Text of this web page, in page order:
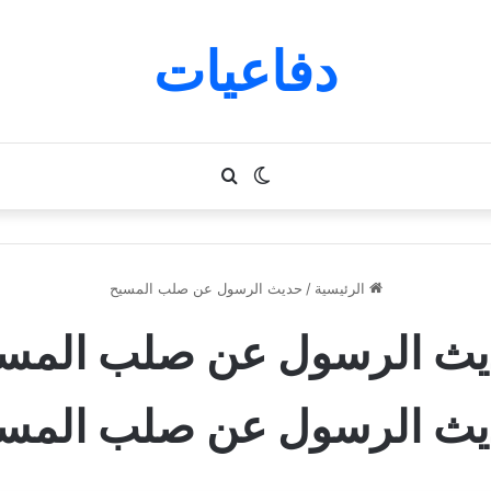
دفاعيات
بحث
عن
الوضع
المظلم
الرئيسية / حديث الرسول عن صلب المسيح
الرسول عن صلب
الرسول عن صلب